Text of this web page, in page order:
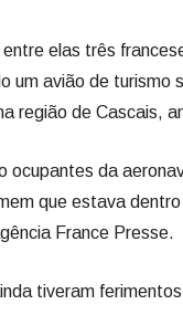
elas três
um avião de turismo
região de Cascais,
ocupantes da
que estava
France Presse.
tiveram